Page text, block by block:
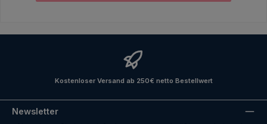
Kostenloser Versand ab 250€ netto Bestellwert
Newsletter